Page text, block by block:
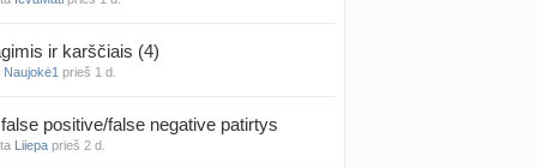
ir karščiais (4)
Naujokė1 prieš 1 d.
positive/false negative patirtys
Liiepa prieš 2 d.